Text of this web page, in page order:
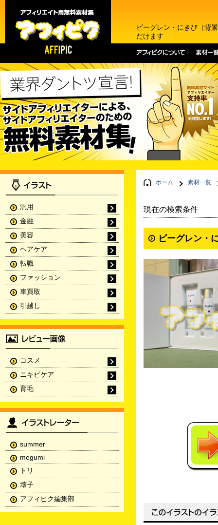
ビーグレン・にきび（背
だけます
ホーム 素材一覧
現在の検索条件
ビーグレン・
汎用
金融
美容
ヘアケア
転職
ファッション
車買取
引越し
コスメ
ニキビケア
育毛
summer
megumi
トリ
壊子
アフィピク編集部